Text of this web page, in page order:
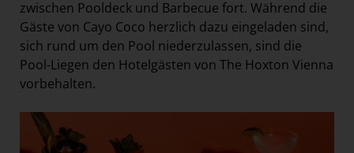
zwischen Pooldeck und Barbecue fort. Während die
Gäste von Cayo Coco herzlich dazu eingeladen sind,
sich rund um den Pool niederzulassen, sind die
Pool-Liegen den Hotelgästen von The Hoxton Vienna
vorbehalten.